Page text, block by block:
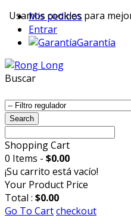
Mis pedidos
Entrar
Garantía
Buscar
Search
Shopping Cart
0 Items - $0.00
¡Su carrito está vacío!
Your Product Price
Total : $0.00
Go To Cartcheckout
Usamos cookies para